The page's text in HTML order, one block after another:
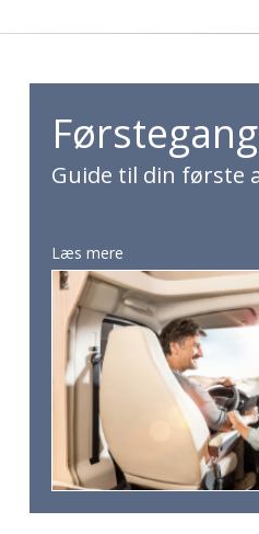
Guide til din første
Læs mere